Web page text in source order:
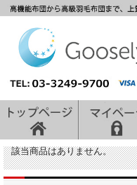
該当商品はありません。